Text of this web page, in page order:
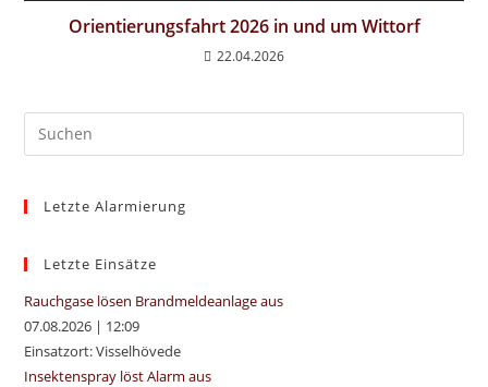
Orientierungsfahrt 2026 in und um Wittorf
22.04.2026
Letzte Alarmierung
Letzte Einsätze
Rauchgase lösen Brandmeldeanlage aus
07.08.2026 | 12:09
Einsatzort: Visselhövede
Insektenspray löst Alarm aus